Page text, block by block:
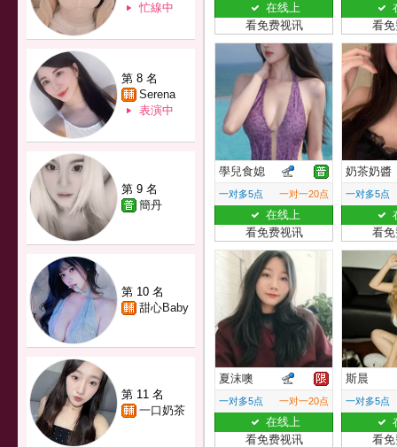
忙線中
第 8 名
Serena
表演中
第 9 名
簡丹
第 10 名
甜心Baby
第 11 名
一口奶茶
在线上
看免费视讯
看
學兒食媳
一对多5点 一对一20点
在线上
看免费视讯
奶茶奶醬
一对多5点
看
夏沫噢
一对多5点 一对一20点
在线上
看免费视讯
斯晨
一对多5点
看